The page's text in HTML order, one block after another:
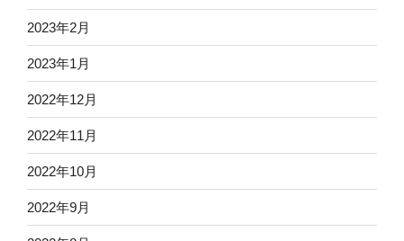
2023年2月
2023年1月
2022年12月
2022年11月
2022年10月
2022年9月